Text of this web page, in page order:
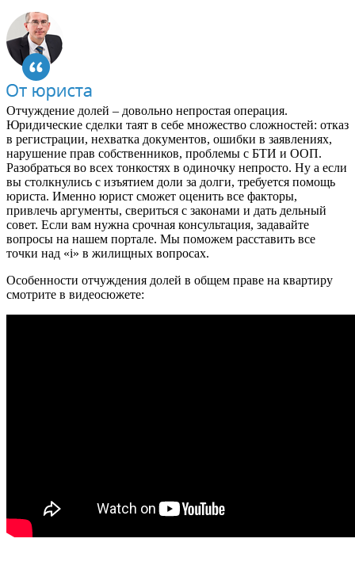
Отчуждение долей – довольно непростая операция.
Юридические сделки таят в себе множество сложностей: отказ
в регистрации, нехватка документов, ошибки в заявлениях,
нарушение прав собственников, проблемы с БТИ и ООП.
Разобраться во всех тонкостях в одиночку непросто. Ну а если
вы столкнулись с изъятием доли за долги, требуется помощь
юриста. Именно юрист сможет оценить все факторы,
привлечь аргументы, свериться с законами и дать дельный
совет. Если вам нужна срочная консультация, задавайте
вопросы на нашем портале. Мы поможем расставить все
точки над «i» в жилищных вопросах.
Особенности отчуждения долей в общем праве на квартиру
смотрите в видеосюжете: